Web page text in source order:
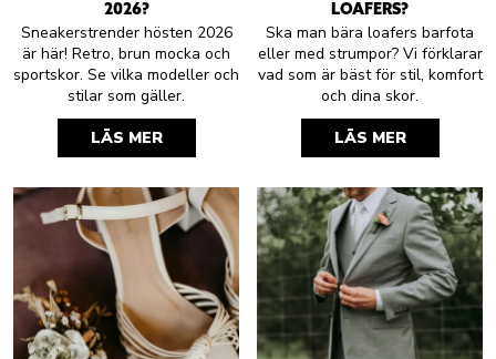
2026?
Sneakerstrender hösten 2026
är här! Retro, brun mocka och
sportskor. Se vilka modeller och
stilar som gäller.
LÄS MER
LOAFERS?
Ska man bära loafers barfota
eller med strumpor? Vi förklarar
vad som är bäst för stil, komfort
och dina skor.
LÄS MER